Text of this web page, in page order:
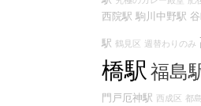
西院駅 駒川中野駅
駅 鶴見区 週替わりのみ
橋駅 福島
門戸厄神駅 西成区 都